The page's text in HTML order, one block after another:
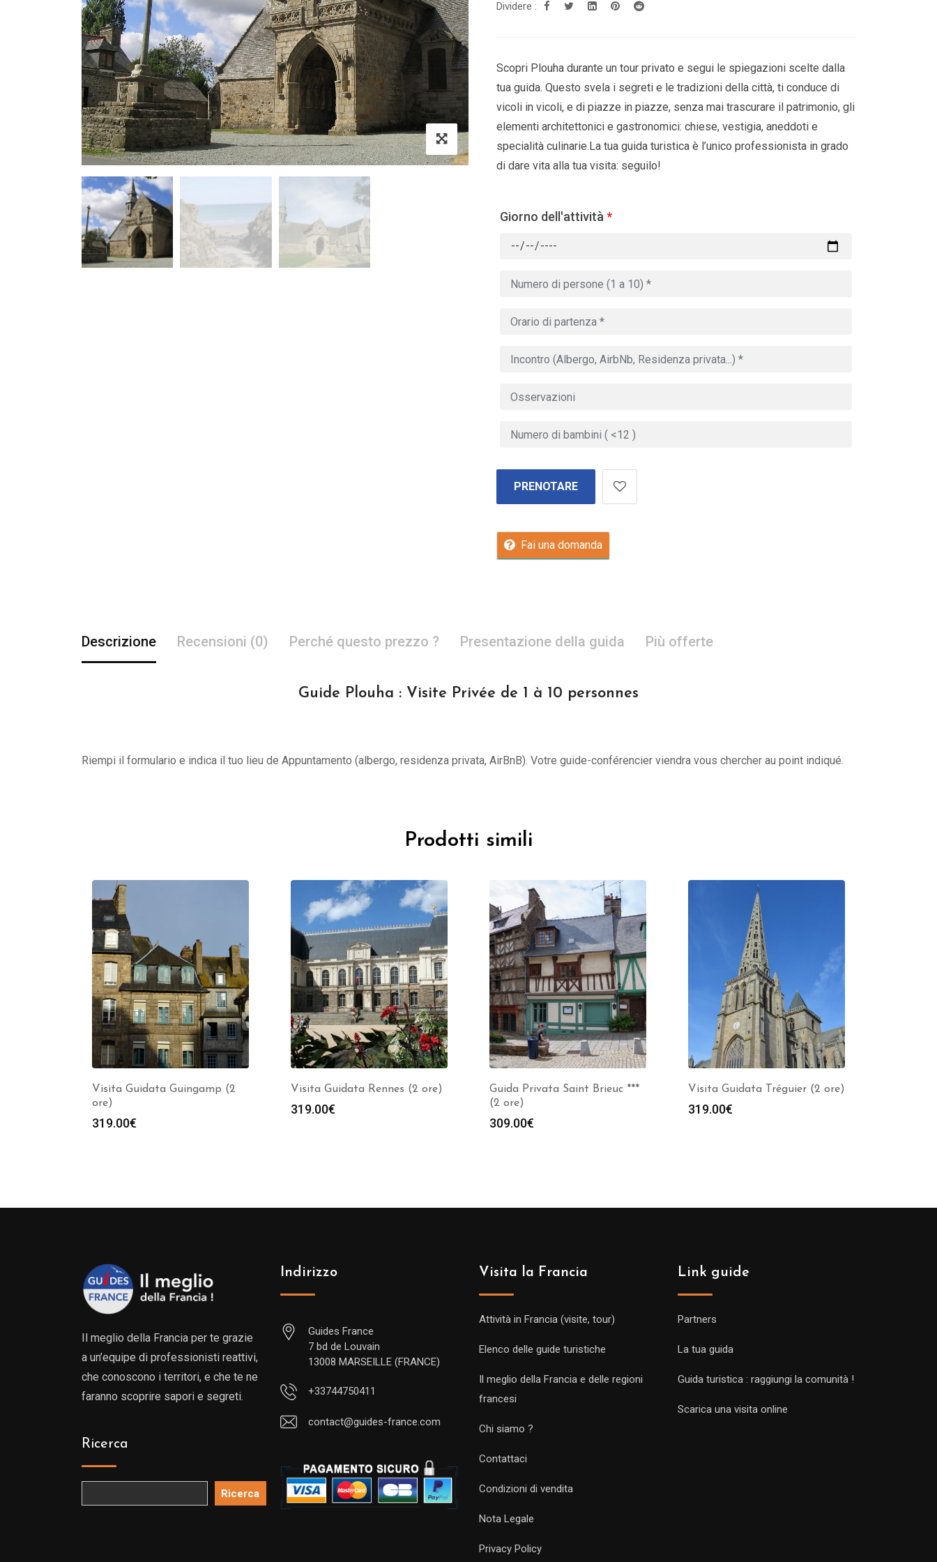
Dividere :
Scopri Plouha durante un tour privato e segui le spiegazioni scelte dalla
tua guida. Questo svela i segreti e le tradizioni della città, ti conduce di
vicoli in vicoli, e di piazze in piazze, senza mai trascurare il patrimonio, gli
elementi architettonici e gastronomici: chiese, vestigia, aneddoti e
specialità culinarie.La tua guida turistica è l’unico professionista in grado
di dare vita alla tua visita: seguilo!
Giorno dell'attività *
PRENOTARE
Fai una domanda
Descrizione Recensioni (0) Perché questo prezzo ? Presentazione della guida Più offerte
Guide Plouha : Visite Privée de 1 à 10 personnes
Riempi il formulario e indica il tuo lieu de Appuntamento (albergo, residenza privata, AirBnB). Votre guide-conférencier viendra vous chercher au point indiqué.
Prodotti simili
Visita Guidata Guingamp (2
ore)
319.00€
Visita Guidata Rennes (2 ore)
319.00€
Guida Privata Saint Brieuc ***
(2 ore)
309.00€
Visita Guidata Tréguier (2 ore)
319.00€
Il meglio della Francia per te grazie
a un’equipe di professionisti reattivi,
che conoscono i territori, e che te ne
faranno scoprire sapori e segreti.
Ricerca
Ricerca
Indirizzo
Guides France
7 bd de Louvain
13008 MARSEILLE (FRANCE)
+33744750411
contact@guides-france.com
Visita la Francia
Attività in Francia (visite, tour)
Elenco delle guide turistiche
Il meglio della Francia e delle regioni
francesi
Chi siamo ?
Contattaci
Condizioni di vendita
Nota Legale
Privacy Policy
Link guide
Partners
La tua guida
Guida turistica : raggiungi la comunità !
Scarica una visita online